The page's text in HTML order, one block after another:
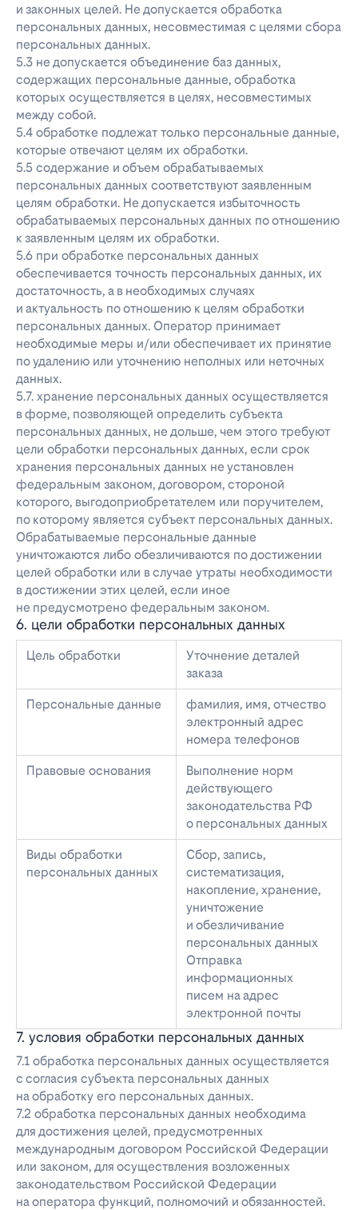
и законных целей. Не допускается обработка
персональных данных, несовместимая с целями сбора
персональных данных.
5.3 не допускается объединение баз данных,
содержащих персональные данные, обработка
которых осуществляется в целях, несовместимых
между собой.
5.4 обработке подлежат только персональные данные,
которые отвечают целям их обработки.
5.5 содержание и объем обрабатываемых
персональных данных соответствуют заявленным
целям обработки. Не допускается избыточность
обрабатываемых персональных данных по отношению
к заявленным целям их обработки.
5.6 при обработке персональных данных
обеспечивается точность персональных данных, их
достаточность, а в необходимых случаях
и актуальность по отношению к целям обработки
персональных данных. Оператор принимает
необходимые меры и/или обеспечивает их принятие
по удалению или уточнению неполных или неточных
данных.
5.7. хранение персональных данных осуществляется
в форме, позволяющей определить субъекта
персональных данных, не дольше, чем этого требуют
цели обработки персональных данных, если срок
хранения персональных данных не установлен
федеральным законом, договором, стороной
которого, выгодоприобретателем или поручителем,
по которому является субъект персональных данных.
Обрабатываемые персональные данные
уничтожаются либо обезличиваются по достижении
целей обработки или в случае утраты необходимости
в достижении этих целей, если иное
не предусмотрено федеральным законом.
6. цели обработки персональных данных
Цель обработки
Уточнение деталей
заказа
Персональные данные
фамилия, имя, отчество
электронный адрес
номера телефонов
Правовые основания
Выполнение норм
действующего
законодательства РФ
о персональных данных
Виды обработки
персональных данных
Сбор, запись,
систематизация,
накопление, хранение,
уничтожение
и обезличивание
персональных данных
Отправка
информационных
писем на адрес
электронной почты
7. условия обработки персональных данных
7.1 обработка персональных данных осуществляется
с согласия субъекта персональных данных
на обработку его персональных данных.
7.2 обработка персональных данных необходима
для достижения целей, предусмотренных
международным договором Российской Федерации
или законом, для осуществления возложенных
законодательством Российской Федерации
на оператора функций, полномочий и обязанностей.